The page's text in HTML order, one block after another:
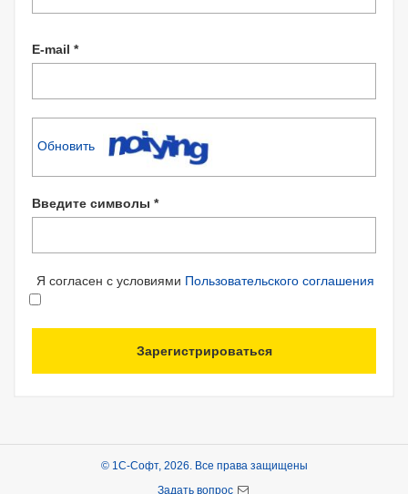
E-mail *
Обновить
Введите символы *
Я согласен с условиями Пользовательского соглашения
Зарегистрироваться
© 1С-Софт, 2026. Все права защищены
Задать вопрос